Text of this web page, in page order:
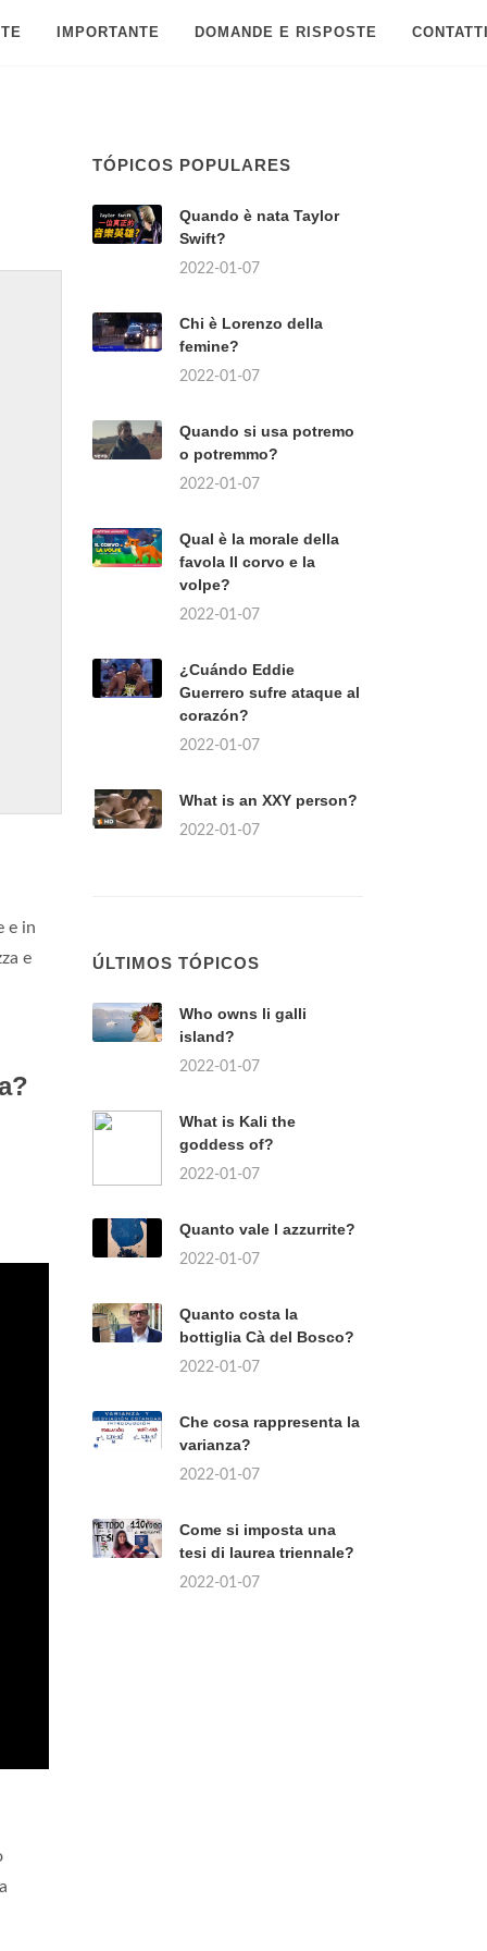
IMPORTANTE DOMANDE E RISPOSTE
e in
e
TÓPICOS POPULARES
Quando è nata Taylor
Swift?
2022-01-07
Chi è Lorenzo della
femine?
2022-01-07
Quando si usa potremo
o potremmo?
2022-01-07
Qual è la morale della
favola Il corvo e la
volpe?
2022-01-07
¿Cuándo Eddie
Guerrero sufre ataque al
corazón?
2022-01-07
What is an XXY person?
2022-01-07
ÚLTIMOS TÓPICOS
Who owns li galli
island?
2022-01-07
What is Kali the
goddess of?
2022-01-07
Quanto vale l azzurrite?
2022-01-07
Quanto costa la
bottiglia Cà del Bosco?
2022-01-07
Che cosa rappresenta la
varianza?
2022-01-07
Come si imposta una
tesi di laurea triennale?
2022-01-07